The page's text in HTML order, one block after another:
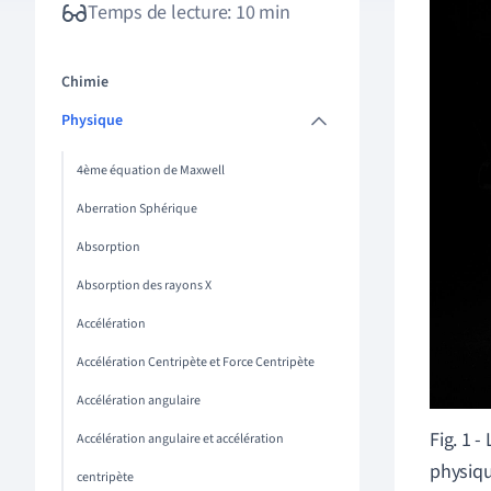
Temps de lecture: 10 min
Chimie
Physique
4ème équation de Maxwell
Aberration Sphérique
Absorption
Absorption des rayons X
Accélération
Accélération Centripète et Force Centripète
Accélération angulaire
Accélération angulaire et accélération
centripète
Fig. 1